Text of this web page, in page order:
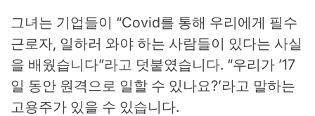
그녀는 기업들이 “Covid를 통해 우리에게 필수
근로자, 일하러 와야 하는 사람들이 있다는 사실
을 배웠습니다”라고 덧붙였습니다. “우리가 ’17
일 동안 원격으로 일할 수 있나요?’라고 말하는
고용주가 있을 수 있습니다.